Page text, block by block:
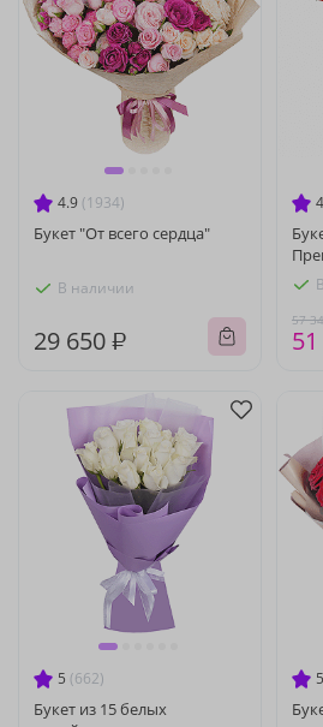
4.9 (1934)
Букет "От всего сердца"
В наличии
29 650 ₽
57
5 (662)
Букет из 15 белых
5